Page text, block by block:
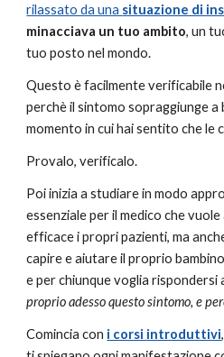
rilassato da una situazione di
minacciava un tuo ambito, un
tuo posto nel mondo.
Questo è facilmente verificabile
perchè il sintomo sopraggiunge a
momento in cui hai sentito che le
Provalo, verificalo.
Poi inizia a studiare in modo
essenziale per il medico che
efficace i propri pazienti, ma
capire e aiutare il proprio
e per chiunque voglia rispondersi
proprio adesso questo sintomo, e
Comincia con i corsi introduttivi